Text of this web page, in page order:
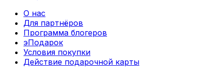
О нас
Для партнёров
Программа блогеров
эПодарок
Условия покупки
Действие подарочной карты